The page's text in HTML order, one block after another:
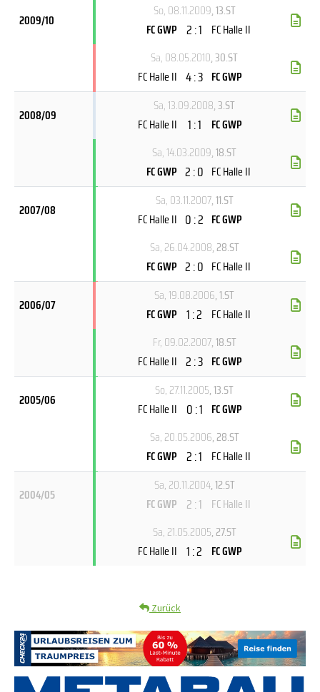
2009/10
So, 08.11.2009, 13.ST
FC GWP 2 : 1 FC Halle II
Sa, 08.05.2010, 30.ST
FC Halle II 4 : 3 FC GWP
2008/09
Sa, 13.09.2008, 3.ST
FC Halle II
1 : 1
FC GWP
Sa, 14.03.2009, 18.ST
FC GWP 2 : 0 FC Halle II
2007/08
Sa, 03.11.2007, 11.ST
FC Halle II 0 : 2 FC GWP
Sa, 26.04.2008, 28.ST
FC GWP 2 : 0 FC Halle II
2006/07
Sa, 19.08.2006, 1.ST
FC GWP 1 : 2 FC Halle II
Fr, 09.02.2007, 18.ST
FC Halle II 2 : 3 FC GWP
2005/06
So, 27.11.2005, 13.ST
FC Halle II 0 : 1 FC GWP
Sa, 20.05.2006, 28.ST
FC GWP 2 : 1 FC Halle II
2004/05
Sa, 20.11.2004, 12.ST
FC GWP 2 : 1 FC Halle II
Sa, 21.05.2005, 27.ST
FC Halle II 1 : 2 FC GWP
Zurück